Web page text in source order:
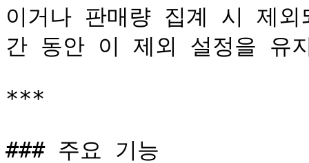
이거나 판매량 집계 시 제
간 동안 이 제외 설정을 유
***
### 주요 기능